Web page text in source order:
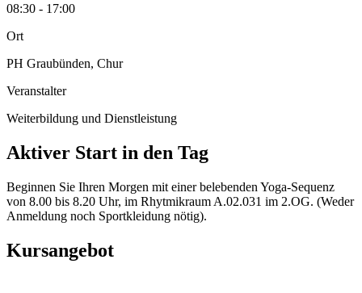
08:30 - 17:00
Ort
PH Graubünden, Chur
Veranstalter
Weiterbildung und Dienstleistung
Aktiver Start in den Tag
Beginnen Sie Ihren Morgen mit einer belebenden Yoga-Sequenz
von 8.00 bis 8.20 Uhr, im Rhytmikraum A.02.031 im 2.OG. (Weder
Anmeldung noch Sportkleidung nötig).
Kursangebot